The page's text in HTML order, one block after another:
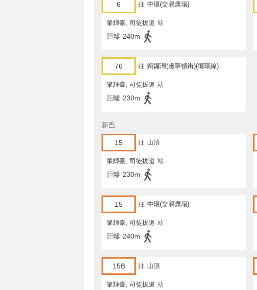
6 往 中環(交易廣場)
肇輝臺, 司徒拔道 站
距離 240m
76 往 銅鑼灣(邊寧頓街)(循環線)
肇輝臺, 司徒拔道 站
距離 230m
新巴
15 往 山頂
肇輝臺, 司徒拔道 站
距離 230m
15 往 中環(交易廣場)
肇輝臺, 司徒拔道 站
距離 240m
15B 往 山頂
肇輝臺, 司徒拔道 站